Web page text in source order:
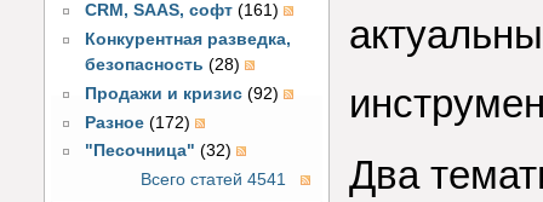
CRM, SAAS, софт (161)
Конкурентная разведка,
безопасность (28)
Продажи и кризис (92)
Разное (172)
"Песочница" (32)
Всего статей 4541
Два